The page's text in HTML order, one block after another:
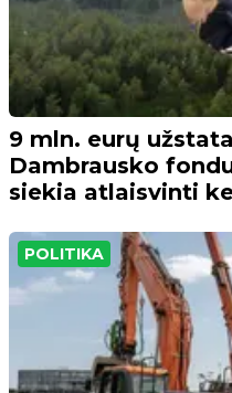
9 mln. eurų
Dambrausko
siekia atlaisvinti
POLITIKA